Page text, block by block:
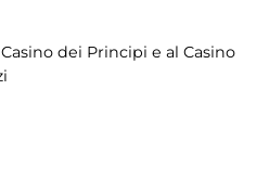
dei Principi e al Casino